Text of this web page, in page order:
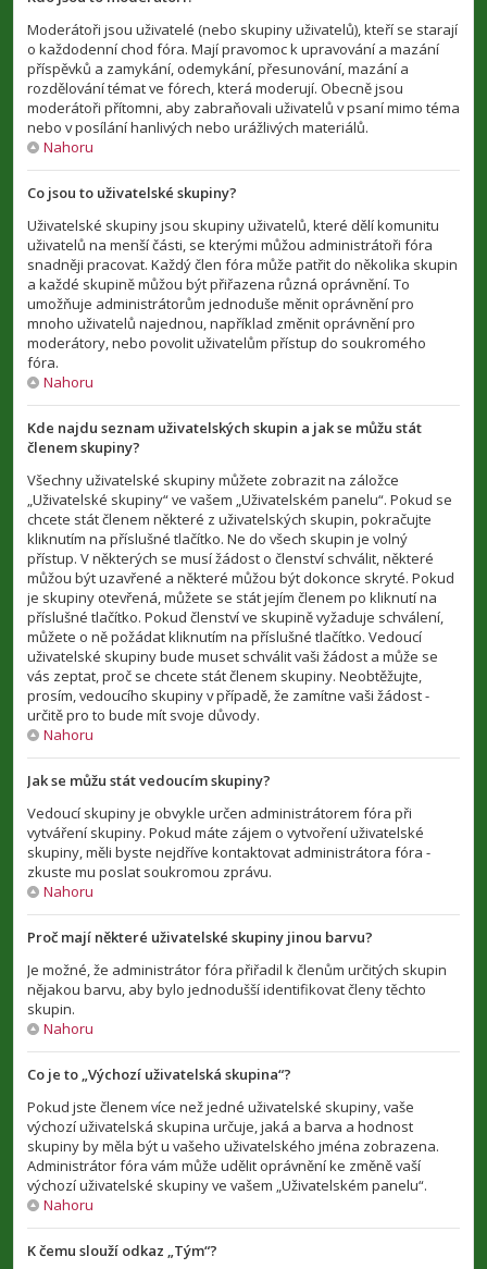
Moderátoři jsou uživatelé (nebo skupiny uživatelů), kteří se starají
o každodenní chod fóra. Mají pravomoc k upravování a mazání
příspěvků a zamykání, odemykání, přesunování, mazání a
rozdělování témat ve fórech, která moderují. Obecně jsou
moderátoři přítomni, aby zabraňovali uživatelů v psaní mimo téma
nebo v posílání hanlivých nebo urážlivých materiálů.
Nahoru
Co jsou to uživatelské skupiny?
Uživatelské skupiny jsou skupiny uživatelů, které dělí komunitu
uživatelů na menší části, se kterými můžou administrátoři fóra
snadněji pracovat. Každý člen fóra může patřit do několika skupin
a každé skupině můžou být přiřazena různá oprávnění. To
umožňuje administrátorům jednoduše měnit oprávnění pro
mnoho uživatelů najednou, například změnit oprávnění pro
moderátory, nebo povolit uživatelům přístup do soukromého
fóra.
Nahoru
Kde najdu seznam uživatelských skupin a jak se můžu stát
členem skupiny?
Všechny uživatelské skupiny můžete zobrazit na záložce
„Uživatelské skupiny“ ve vašem „Uživatelském panelu“. Pokud se
chcete stát členem některé z uživatelských skupin, pokračujte
kliknutím na příslušné tlačítko. Ne do všech skupin je volný
přístup. V některých se musí žádost o členství schválit, některé
můžou být uzavřené a některé můžou být dokonce skryté. Pokud
je skupiny otevřená, můžete se stát jejím členem po kliknutí na
příslušné tlačítko. Pokud členství ve skupině vyžaduje schválení,
můžete o ně požádat kliknutím na příslušné tlačítko. Vedoucí
uživatelské skupiny bude muset schválit vaši žádost a může se
vás zeptat, proč se chcete stát členem skupiny. Neobtěžujte,
prosím, vedoucího skupiny v případě, že zamítne vaši žádost -
určitě pro to bude mít svoje důvody.
Nahoru
Jak se můžu stát vedoucím skupiny?
Vedoucí skupiny je obvykle určen administrátorem fóra při
vytváření skupiny. Pokud máte zájem o vytvoření uživatelské
skupiny, měli byste nejdříve kontaktovat administrátora fóra -
zkuste mu poslat soukromou zprávu.
Nahoru
Proč mají některé uživatelské skupiny jinou barvu?
Je možné, že administrátor fóra přiřadil k členům určitých skupin
nějakou barvu, aby bylo jednodušší identifikovat členy těchto
skupin.
Nahoru
Co je to „Výchozí uživatelská skupina“?
Pokud jste členem více než jedné uživatelské skupiny, vaše
výchozí uživatelská skupina určuje, jaká a barva a hodnost
skupiny by měla být u vašeho uživatelského jména zobrazena.
Administrátor fóra vám může udělit oprávnění ke změně vaší
výchozí uživatelské skupiny ve vašem „Uživatelském panelu“.
Nahoru
K čemu slouží odkaz „Tým“?